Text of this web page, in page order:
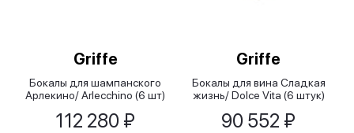
Griffe
Бокалы для шампанского
Арлекино/ Arlecchino (6 шт)
112 280 ₽
Griffe
Бокалы для вина Сладкая
жизнь/ Dolce Vita (6 штук)
90 552 ₽